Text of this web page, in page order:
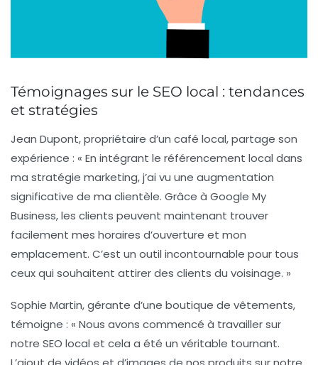
Témoignages sur le SEO local : tendances
et stratégies
Jean Dupont, propriétaire d’un café local, partage son
expérience : « En intégrant le référencement local dans
ma stratégie marketing, j’ai vu une augmentation
significative de ma clientèle. Grâce à Google My
Business, les clients peuvent maintenant trouver
facilement mes horaires d’ouverture et mon
emplacement. C’est un outil incontournable pour tous
ceux qui souhaitent attirer des clients du voisinage. »
Sophie Martin, gérante d’une boutique de vêtements,
témoigne : « Nous avons commencé à travailler sur
notre SEO local et cela a été un véritable tournant.